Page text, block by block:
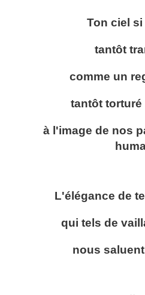
Ton ciel
tantôt
comme un
tantôt
à l'image de nos
L'élégance de
qui tels de
nous